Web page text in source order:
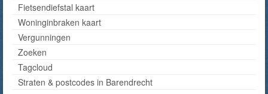
Fietsendiefstal kaart
Woninginbraken kaart
Vergunningen
Zoeken
Tagcloud
Straten & postcodes in Barendrecht